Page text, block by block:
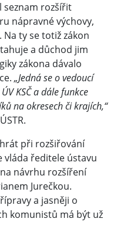
seznam rozšířit
nápravné výchovy,
Na ty se totiž zákon
a důchod jim
zákona dávalo
„Jedná se o vedoucí
KSČ a dále funkce
na okresech či krajích,“
při rozšiřování
ředitele ústavu
návrhu rozšíření
Jurečkou.
a jasněji o
komunistů má být už